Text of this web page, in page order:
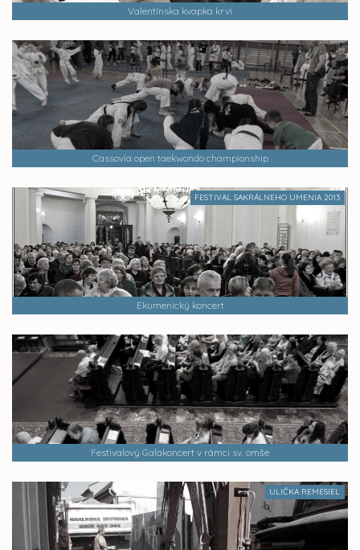
Valentínska kvapka krvi
Cassovia open taekwondo championship
FESTIVAL SAKRÁLNEHO UMENIA 2013
Ekumenický koncert
Festivalový Galakoncert v rámci sv. omše
ULIČKA REMESIEL